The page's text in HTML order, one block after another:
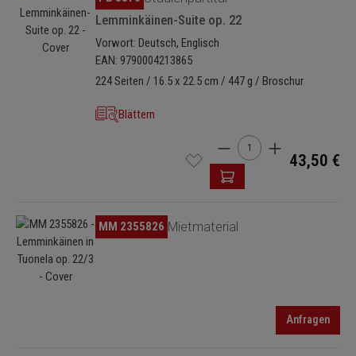
Lemminkäinen-Suite op. 22
Vorwort: Deutsch, Englisch
EAN: 9790004213865
224 Seiten / 16.5 x 22.5 cm / 447 g / Broschur
Blättern
Produkt Anzahl: Gib
43,50 €
Bildergalerie überspringenMM 2355826 Mietmaterial
Anfragen